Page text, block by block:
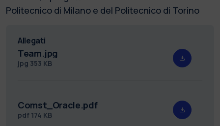
Politecnico di Milano e del Politecnico di Torino
Allegati
Team.jpg
jpg 353 KB
Comst_Oracle.pdf
pdf 174 KB